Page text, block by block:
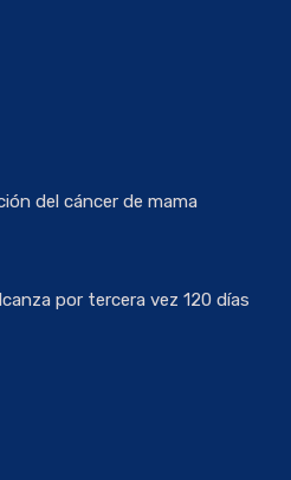
del cáncer de mama
por tercera vez 120 días